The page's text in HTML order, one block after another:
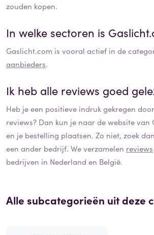
zouden kopen.
In welke sectoren is
Gaslicht.com is vooral actief in de
aanbieders.
Ik heb alle reviews goed
Heb je een positieve indruk gekregen
reviews? Dan kun je naar de website van
en je bestelling plaatsen. Zo niet, zoek
een ander bedrijf. We verzamelen reviews
bedrijven in Nederland en België.
Alle subcategorieën uit deze